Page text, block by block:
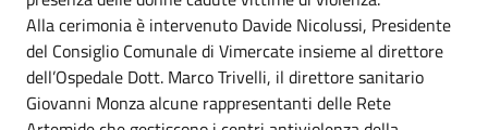
Alla cerimonia è intervenuto Davide Nicolussi, Presidente
del Consiglio Comunale di Vimercate insieme al direttore
dell’Ospedale Dott. Marco Trivelli, il direttore sanitario
Giovanni Monza alcune rappresentanti delle Rete